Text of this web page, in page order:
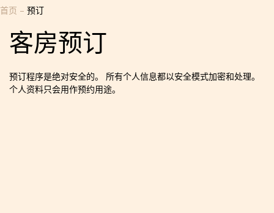
首页 – 预订
客房预订
预订程序是绝对安全的。 所有个人信息都以安全模式加密和处理。
个人资料只会用作预约用途。